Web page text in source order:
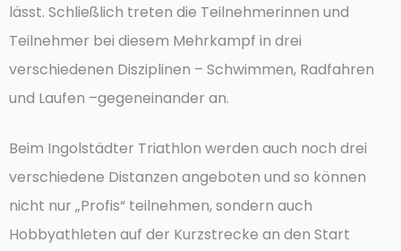
lässt. Schließlich treten die Teilnehmerinnen und
Teilnehmer bei diesem Mehrkampf in drei
verschiedenen Disziplinen – Schwimmen, Radfahren
und Laufen –gegeneinander an.
Beim Ingolstädter Triathlon werden auch noch drei
verschiedene Distanzen angeboten und so können
nicht nur „Profis“ teilnehmen, sondern auch
Hobbyathleten auf der Kurzstrecke an den Start